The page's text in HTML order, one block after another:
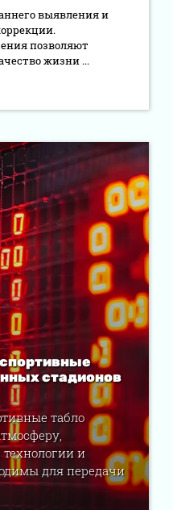
выявления и
позволяют
жизни ...
стадионов
табло
и
для передачи